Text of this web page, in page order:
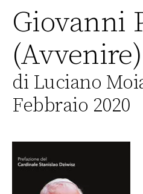
Giovanni
(Avvenire)
di Luciano
Febbraio 2020